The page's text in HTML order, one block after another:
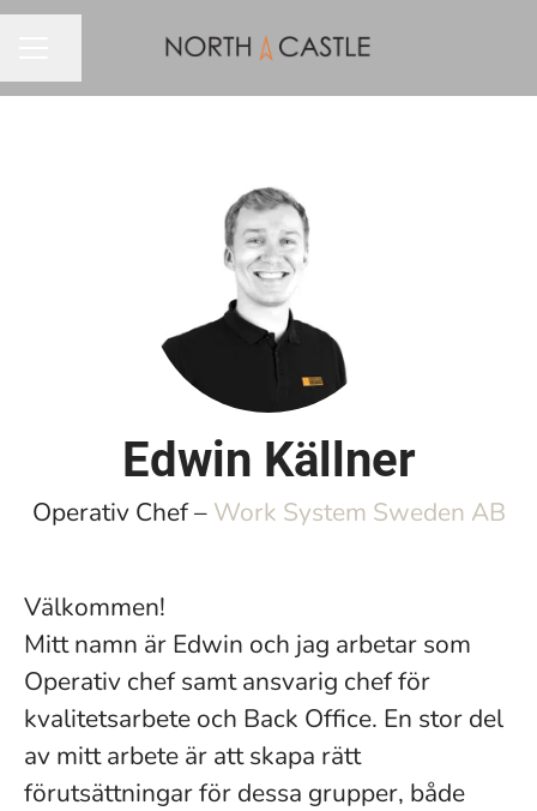
Edwin Källner
Operativ Chef – Work System Sweden AB
Välkommen!
Mitt namn är Edwin och jag arbetar som
Operativ chef samt ansvarig chef för
kvalitetsarbete och Back Office. En stor del
av mitt arbete är att skapa rätt
förutsättningar för dessa grupper, både